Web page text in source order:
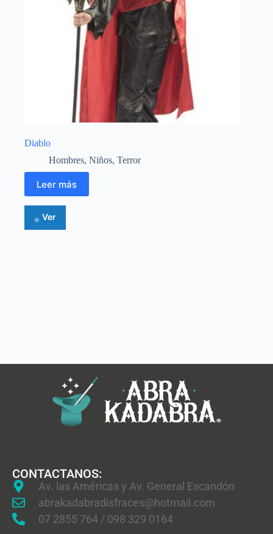
Diablo
Hombres, Niños, Terror
Leer más
Ver
CONTACTANOS:
Av. las Américas y Av. General Escandón
abrakadabradisfraces@hotmail.com
07 2855 764 / 098 329 0164